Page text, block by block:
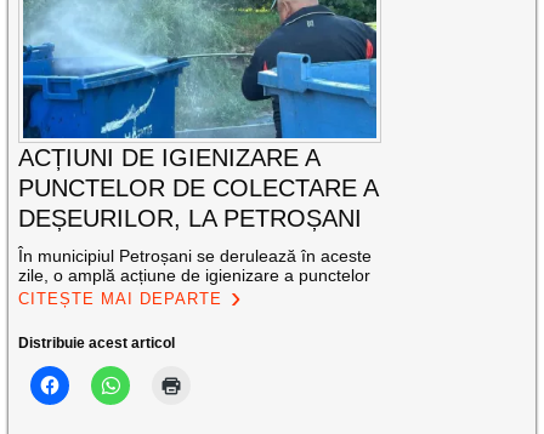
ACȚIUNI DE IGIENIZARE A
PUNCTELOR DE COLECTARE A
DEȘEURILOR, LA PETROȘANI
În municipiul Petroșani se derulează în aceste
zile, o amplă acțiune de igienizare a punctelor
CITEȘTE MAI DEPARTE
Distribuie acest articol